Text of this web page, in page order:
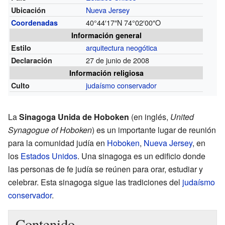
Ubicación Nueva Jersey
Coordenadas 40°44′17″N74°02′00″O
Información general
Estilo
arquitectura neogótica
Declaración 27 de junio de 2008
Información religiosa
Culto
judaísmo conservador
LaSinagoga Unida de Hoboken (en inglés, United
Synagogue of Hoboken) es un importante lugar de reunión
para la comunidad judía en Hoboken, Nueva Jersey, en
los Estados Unidos. Una sinagoga es un edificio donde
las personas de fe judía se reúnen para orar, estudiar y
celebrar. Esta sinagoga sigue las tradiciones del judaísmo
conservador.